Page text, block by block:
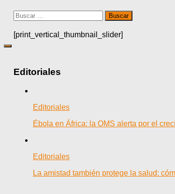
Buscar:
[print_vertical_thumbnail_slider]
Editoriales
Editoriales
Ébola en África: la OMS alerta por el
Editoriales
La amistad también protege la salud: